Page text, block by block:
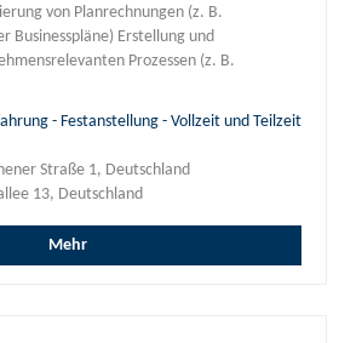
von Planrechnungen (z. B.
Businesspläne) Erstellung und
Prozessen (z. B.
- Festanstellung - Vollzeit und Teilzeit
Straße 1, Deutschland
13, Deutschland
Mehr